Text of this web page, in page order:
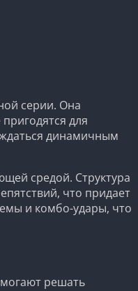
серии. Она
для
динамичным
средой. Структура
что придает
и комбо-удары, что
решать